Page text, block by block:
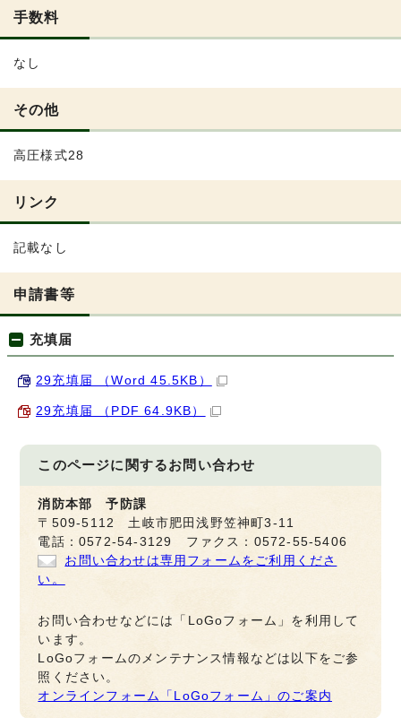
手数料
なし
その他
高圧様式28
リンク
記載なし
申請書等
充填届
29充填届 （Word 45.5KB）
29充填届 （PDF 64.9KB）
このページに関するお問い合わせ
消防本部 予防課
〒509-5112 土岐市肥田浅野笠神町3-11
電話：0572-54-3129 ファクス：0572-55-5406
お問い合わせは専用フォームをご利用くださ
い。
お問い合わせなどには「LoGoフォーム」を利用して
います。
LoGoフォームのメンテナンス情報などは以下をご参
照ください。
オンラインフォーム「LoGoフォーム」のご案内